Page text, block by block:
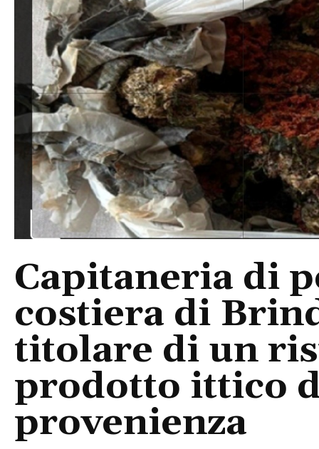
Capitaneria di
costiera di
titolare di un
prodotto ittico
provenienza